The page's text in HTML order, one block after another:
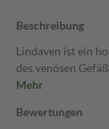
Beschreibung
Lindaven ist ein
des venösen
Mehr
Bewertungen